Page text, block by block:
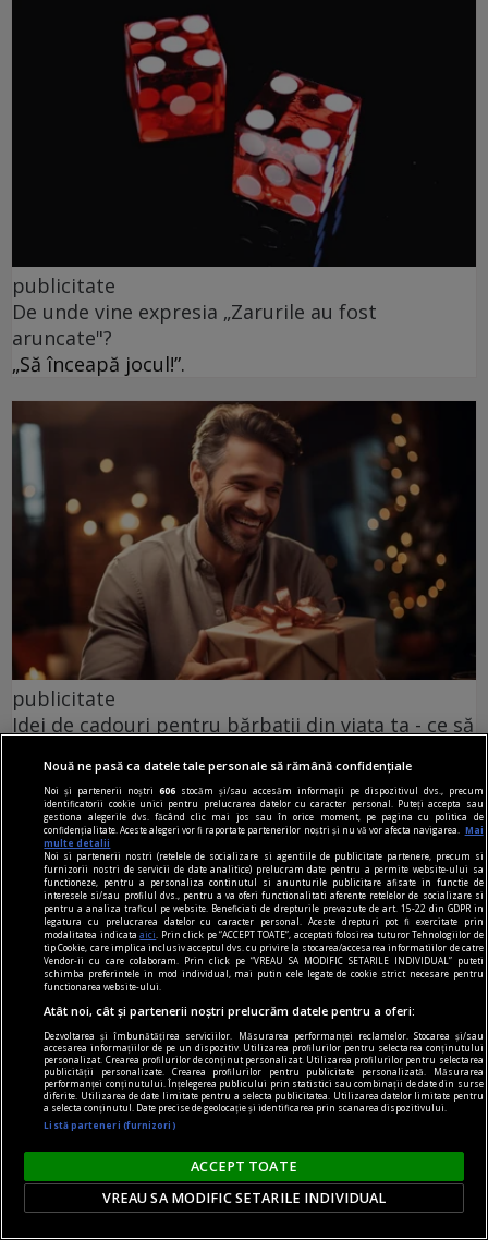
publicitate
De unde vine expresia „Zarurile au fost
aruncate"?
„Să înceapă jocul!”.
publicitate
Idei de cadouri pentru bărbații din viața ta - ce să
Așa că, o idee bună este să notezi fiecare link pe
care ți-l trimite amicul tău, pentru a fi mai ușor
să îi găsești cadoul ideal.
Aproximativ 33% dintre parfumurile masculine
sînt folosite de femei! Ce ingrediente au astfel de
Nouă ne pasă ca datele tale personale să rămână confidențiale
Noi și partenerii noștri606 stocăm și/sau accesăm informații pe dispozitivul dvs., precum
identificatorii cookie unici pentru prelucrarea datelor cu caracter personal. Puteți accepta sau
gestiona alegerile dvs. făcând clic mai jos sau în orice moment, pe pagina cu politica de
confidențialitate. Aceste alegeri vor fi raportate partenerilor noștri și nu vă vor afecta navigarea.
Mai
multe detalii
Noi si partenerii nostri (retelele de socializare si agentiile de publicitate partenere, precum si
furnizorii nostri de servicii de date analitice) prelucram date pentru a permite website-ului sa
functioneze, pentru a personaliza continutul si anunturile publicitare afisate in functie de
interesele si/sau profilul dvs., pentru a va oferi functionalitati aferente retelelor de socializare si
pentru a analiza traficul pe website. Beneficiati de drepturile prevazute de art. 15-22 din GDPR in
legatura cu prelucrarea datelor cu caracter personal. Aceste drepturi pot fi exercitate prin
modalitatea indicataaici
. Prin click pe “ACCEPT TOATE”, acceptati folosirea tuturor Tehnologiilor de
tip Cookie, care implica inclusiv acceptul dvs. cu privire la stocarea/accesarea informatiilor de catre
Vendor-ii cu care colaboram. Prin click pe “VREAU SA MODIFIC SETARILE INDIVIDUAL” puteti
schimba preferintele in mod individual, mai putin cele legate de cookie strict necesare pentru
functionarea website-ului.
Atât noi, cât și partenerii noștri prelucrăm datele pentru a oferi:
Dezvoltarea și îmbunătățirea serviciilor. Măsurarea performanței reclamelor. Stocarea și/sau
accesarea informațiilor de pe un dispozitiv. Utilizarea profilurilor pentru selectarea conținutului
personalizat. Crearea profilurilor de conținut personalizat. Utilizarea profilurilor pentru selectarea
publicității personalizate. Crearea profilurilor pentru publicitate personalizată. Măsurarea
performanței conținutului. Înțelegerea publicului prin statistici sau combinații de date din surse
diferite. Utilizarea de date limitate pentru a selecta publicitatea. Utilizarea datelor limitate pentru
a selecta conținutul. Date precise de geolocație și identificarea prin scanarea dispozitivului.
Listă parteneri (furnizori)
ACCEPT TOATE
VREAU SA MODIFIC SETARILE INDIVIDUAL